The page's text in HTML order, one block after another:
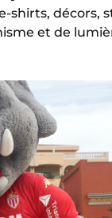
shirts,
et de